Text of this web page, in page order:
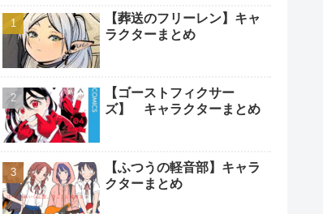
【葬送のフリーレン】キャ
ラクターまとめ
【ゴーストフィクサー
ズ】 キャラクターまとめ
【ふつうの軽音部】キャラ
クターまとめ